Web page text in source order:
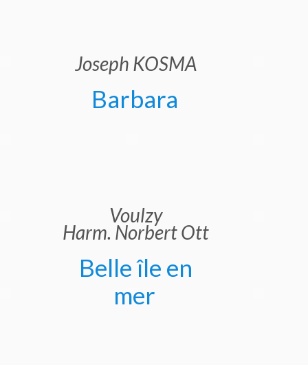
Joseph KOSMA
Barbara
Voulzy
Harm. Norbert Ott
Belle île en
mer